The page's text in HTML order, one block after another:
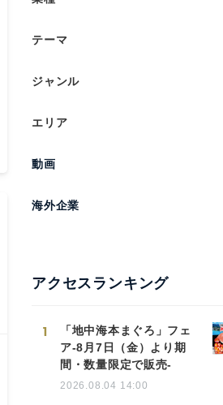
テーマ
ジャンル
エリア
動画
海外企業
アクセスランキング
1
「地中海本まぐろ」フェ
ア-8月7日（金）より期
間・数量限定で販売-
2026.08.04 14:00